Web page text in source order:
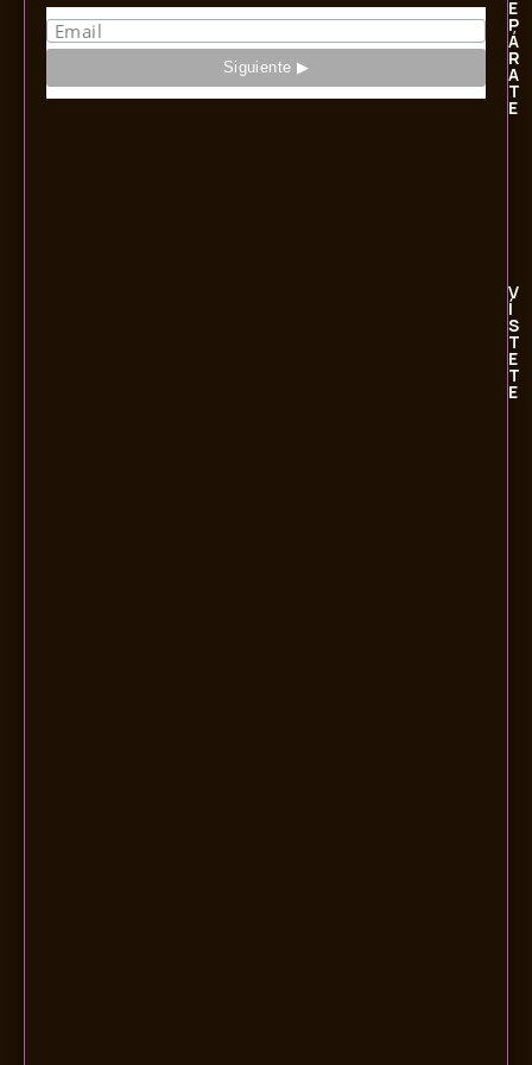
E
P
Á
R
A
T
E
V
Í
S
T
E
T
E